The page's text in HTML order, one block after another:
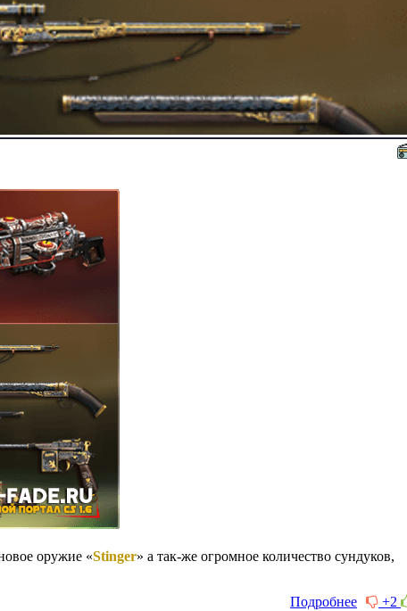
оружие «Stinger» а так-же огромное количество сундуков,
+2
Подробнее